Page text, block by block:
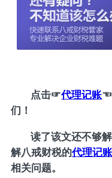
点击☞代理记账☜
们！
读了该文还不够
解八戒财税的代理记
相关问题。